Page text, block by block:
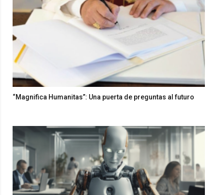
“Magnifica Humanitas”: Una puerta de preguntas al futuro